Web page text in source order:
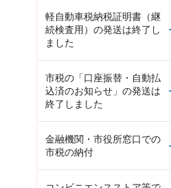
軽自動車税納税証明書（継
続検査用）の発送は終了し
ました
市税の「口座振替・自動払
込済のお知らせ」の発送は
終了しました
金融機関・市役所窓口での
市税の納付